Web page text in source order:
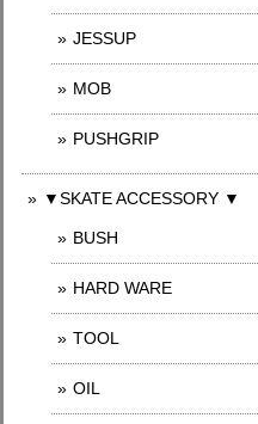
JESSUP
MOB
PUSHGRIP
▼SKATE ACCESSORY ▼
BUSH
HARD WARE
TOOL
OIL